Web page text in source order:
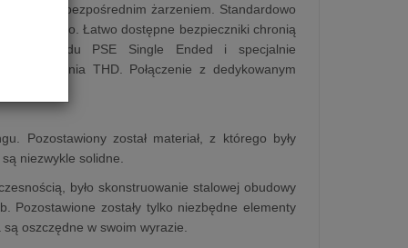
300B z bezpośrednim żarzeniem. Standardowo
logo. Łatwo dostępne bezpieczniki chronią
układu PSE Single Ended i specjalnie
THD. Połączenie z dedykowanym
cenie.
Pozostawiony został materiał, z którego były
niezwykle solidne.
było skonstruowanie stalowej obudowy
Pozostawione zostały tylko niezbędne elementy
oszczędne w swoim wyrazie.